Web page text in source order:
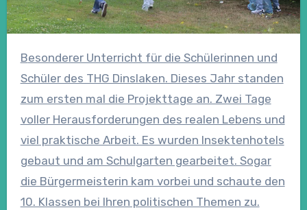
Besonderer Unterricht für die Schülerinnen und
Schüler des THG Dinslaken. Dieses Jahr standen
zum ersten mal die Projekttage an. Zwei Tage
voller Herausforderungen des realen Lebens und
viel praktische Arbeit. Es wurden Insektenhotels
gebaut und am Schulgarten gearbeitet. Sogar
die Bürgermeisterin kam vorbei und schaute den
10. Klassen bei Ihren politischen Themen zu.